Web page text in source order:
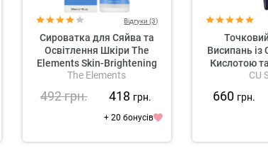
Відгуки (3)
Сироватка для Сяйва та
Освітлення Шкіри The
Elements Skin-Brightening
Serum
The Elements
492грн. 418 грн.
+ 20 бонусів
Висипань із
Кислотою
SKIN
CU
660 грн.